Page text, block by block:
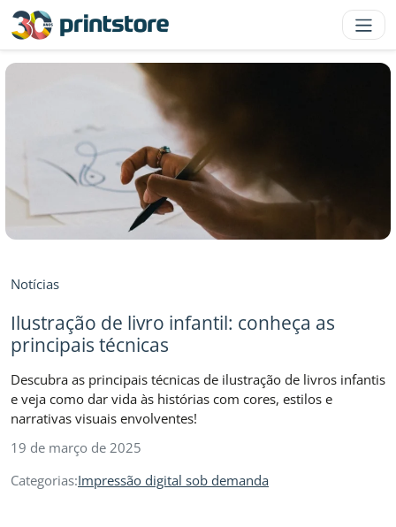
Notícias
Ilustração de livro infantil: conheça as
principais técnicas
Descubra as principais técnicas de ilustração de livros infantis
e veja como dar vida às histórias com cores, estilos e
narrativas visuais envolventes!
19 de março de 2025
Categorias:Impressão digital sob demanda